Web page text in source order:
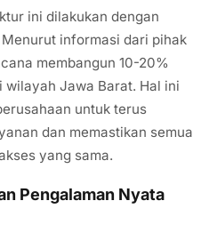
ini dilakukan dengan
informasi dari pihak
membangun 10-20%
Jawa Barat. Hal ini
untuk terus
dan memastikan semua
yang sama.
Pengalaman Nyata